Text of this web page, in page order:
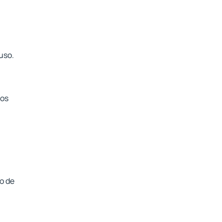
de